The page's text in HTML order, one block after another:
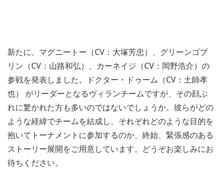
新たに、マグニートー（CV：大塚芳忠）、グリーンゴブ
リン（CV：山路和弘）、カーネイジ（CV：岡野浩介）の
参戦を発表しました。ドクター・ドゥーム（CV：土師孝
也） がリーダーとなるヴィランチームですが、その顔ぶ
れに驚かれた方も多いのではないでしょうか。彼らがどの
ような経緯でチームを結成し、それぞれどのような目的を
抱いてトーナメントに参加するのか、終始、緊張感のある
ストーリー展開をご用意しています。どうぞお楽しみにお
待ちください。